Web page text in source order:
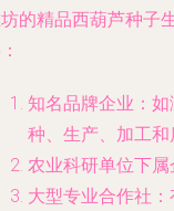
的精品西葫芦种子
知名品牌企业：
种、生产、加工和
农业科研单位下
大型专业合作社